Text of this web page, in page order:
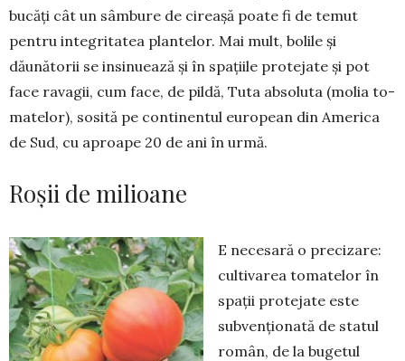
bucăți cât un sâmbure de cirea­șă poate fi de temut
pentru integritatea plan­­telor. Mai mult, bolile și
dăunătorii se insinuează și în spa­țiile protejate și pot
face ravagii, cum fa­ce, de pildă, Tuta ab­soluta (molia to­
ma­telor), sosită pe con­tinentul european din America
de Sud, cu aproape 20 de ani în urmă.
Roșii de milioane
E necesară o precizare:
cultivarea toma­telor în
spații protejate este
subvenționată de statul
român, de la bugetul